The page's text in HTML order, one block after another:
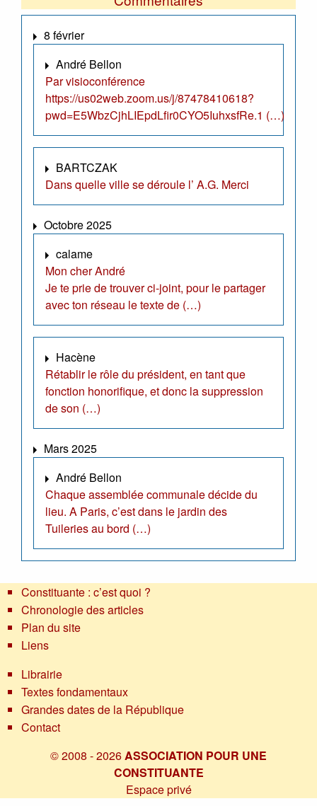
8 février
André Bellon
Par visioconférence
https://us02web.zoom.us/j/87478410618?
pwd=E5WbzCjhLIEpdLfir0CYO5IuhxsfRe.1 (…)
BARTCZAK
Dans quelle ville se déroule l’ A.G. Merci
Octobre 2025
calame
Mon cher André
Je te prie de trouver ci-joint, pour le partager
avec ton réseau le texte de (…)
Hacène
Rétablir le rôle du président, en tant que
fonction honorifique, et donc la suppression
de son (…)
Mars 2025
André Bellon
Chaque assemblée communale décide du
lieu. A Paris, c’est dans le jardin des
Tuileries au bord (…)
Constituante : c’est quoi ?
Chronologie des articles
Plan du site
Liens
Librairie
Textes fondamentaux
Grandes dates de la République
Contact
© 2008 - 2026ASSOCIATION POUR UNE
CONSTITUANTE
Espace privé